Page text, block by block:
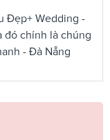
Đẹp+ Wedding -
đó chính là chúng
- Đà Nẵng